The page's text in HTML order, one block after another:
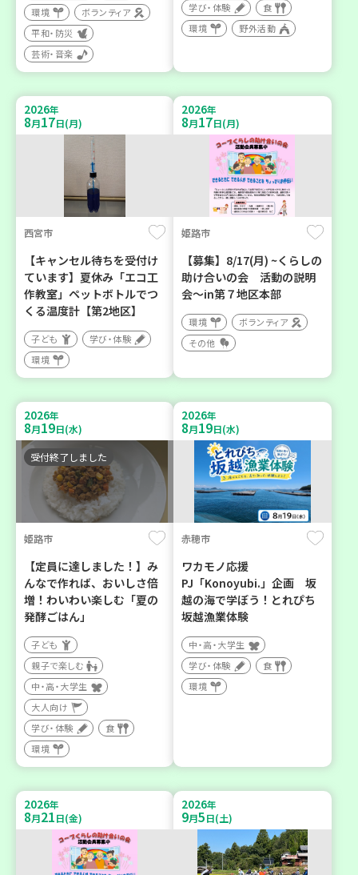
環境
ボランティア
平和・防災
芸術・音楽
学び・体験
食
環境
野外活動
2026年
8月17日(月)
西宮市
【キャンセル待ちを受付け
ています】夏休み「エコ工
作教室」ペットボトルでつ
くる温度計【第2地区】
子ども
学び・体験
環境
2026年
8月17日(月)
姫路市
【募集】8/17(月) ~くらしの
助け合いの会 活動の説明
会～in第７地区本部
環境
ボランティア
その他
2026年
8月19日(水)
受付終了しました
姫路市
【定員に達しました！】み
んなで作れば、おいしさ倍
増！わいわい楽しむ「夏の
発酵ごはん」
子ども
親子で楽しむ
中・高・大学生
大人向け
学び・体験
食
環境
2026年
8月19日(水)
赤穂市
ワカモノ応援
PJ「Konoyubi.」企画 坂
越の海で学ぼう！とれぴち
坂越漁業体験
中・高・大学生
学び・体験
食
環境
2026年
8月21日(金)
2026年
9月5日(土)